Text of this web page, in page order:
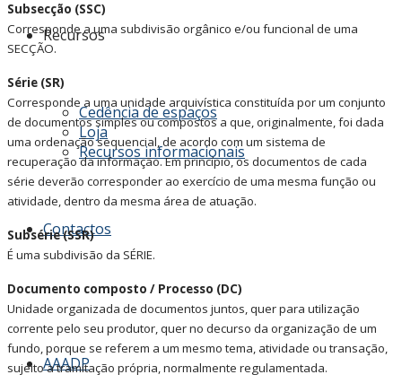
Recursos
Cedência de espaços
Loja
Recursos informacionais
Contactos
AAADP
Subsecção (SSC)
Corresponde a uma subdivisão orgânico e/ou funcional de uma
SECÇÃO.
Série (SR)
Corresponde a uma unidade arquivística constituída por um conjunto
de documentos simples ou compostos a que, originalmente, foi dada
uma ordenação sequencial, de acordo com um sistema de
recuperação da informação. Em princípio, os documentos de cada
série deverão corresponder ao exercício de uma mesma função ou
atividade, dentro da mesma área de atuação.
Subsérie (SSR)
É uma subdivisão da SÉRIE.
Documento composto / Processo (DC)
Unidade organizada de documentos juntos, quer para utilização
corrente pelo seu produtor, quer no decurso da organização de um
fundo, porque se referem a um mesmo tema, atividade ou transação,
sujeito a tramitação própria, normalmente regulamentada.